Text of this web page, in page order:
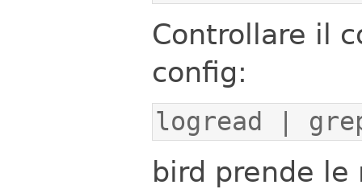
Controllare il
config:
logread |
bird prende le